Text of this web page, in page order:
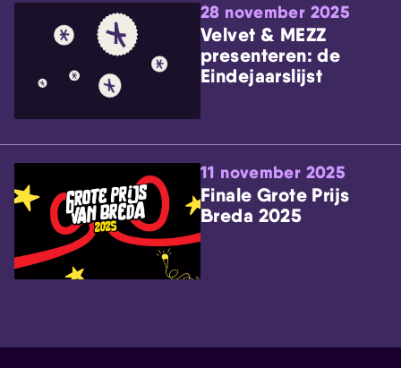
28 november 2025
Velvet & MEZZ
presenteren: de
Eindejaarslijst
11 november 2025
Finale Grote Prijs
Breda 2025